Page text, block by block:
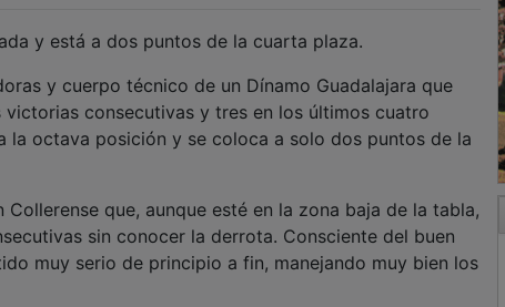
y está a dos puntos de la cuarta plaza.
y cuerpo técnico de un Dínamo Guadalajara que
consecutivas y tres en los últimos cuatro
la octava posición y se coloca a solo dos puntos de la
que, aunque esté en la zona baja de la tabla,
sin conocer la derrota. Consciente del buen
muy serio de principio a fin, manejando muy bien los